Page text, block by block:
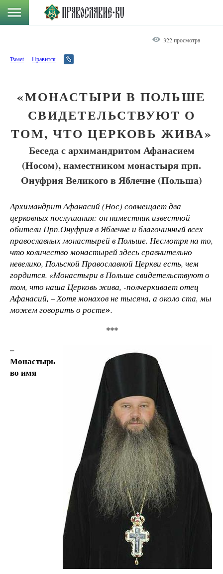
322 просмотра
Tweet Нравится
«МОНАСТЫРИ В ПОЛЬШЕ
СВИДЕТЕЛЬСТВУЮТ О
ТОМ, ЧТО ЦЕРКОВЬ ЖИВА»
Беседа с архимандритом Афанасием
(Носом), наместником монастыря прп.
Онуфрия Великого в Яблечне (Польша)
Архимандрит Афанасий (Нос) совмещает два
церковных послушания: он наместник известной
обители Прп.Онуфрия в Яблечне и благочинный всех
православных монастырей в Польше. Несмотря на то,
что количество монастырей здесь сравнительно
невелико, Польской Православной Церкви есть, чем
гордится. «Монастыри в Польше свидетельствуют о
том, что наша Церковь жива, -полчеркивает отец
Афанасий, – Хотя монахов не тысяча, а около ста, мы
можем говорить о росте».
***
–
Монастырь
во имя